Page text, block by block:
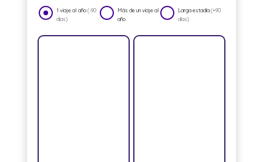
1 viaje al año(-90
días)
Más de un viaje al
año
Larga estadía(+90
días)